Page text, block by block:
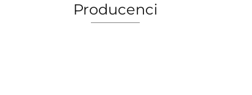
Producenci